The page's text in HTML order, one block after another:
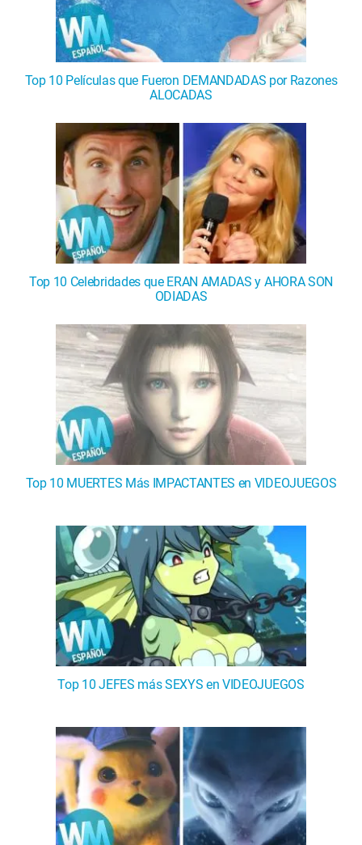
Top 10 Películas que Fueron DEMANDADAS por Razones
ALOCADAS
Top 10 Celebridades que ERAN AMADAS y AHORA SON
ODIADAS
Top 10 MUERTES Más IMPACTANTES en VIDEOJUEGOS
Top 10 JEFES más SEXYS en VIDEOJUEGOS